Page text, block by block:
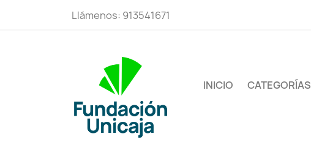
Llámenos: 913541671
INICIO CATEGORÍAS